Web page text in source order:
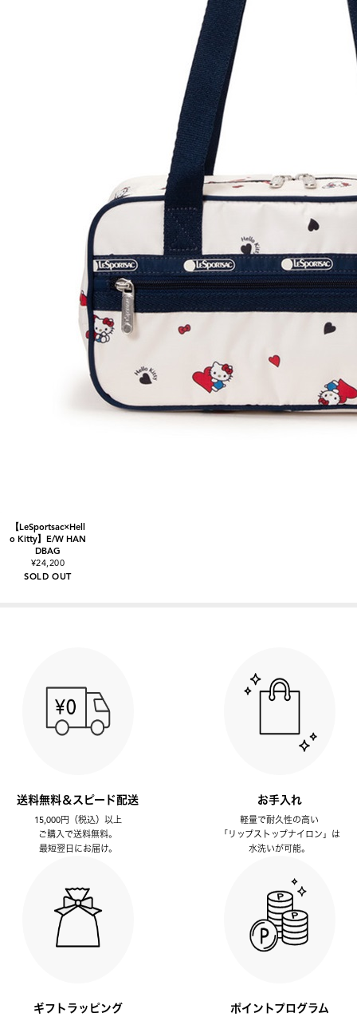
【LeSportsac×Hell
o Kitty】E/W HAN
DBAG
¥24,200
SOLD OUT
送料無料＆スピード配送
15,000円（税込）以上
ご購入で送料無料。
最短翌日にお届け。
お手入れ
軽量で耐久性の高い
「リップストップナイロン」は
水洗いが可能。
ギフトラッピング ポイントプログラム